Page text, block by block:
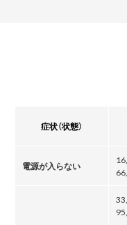
症状（状態）
電源が入らない